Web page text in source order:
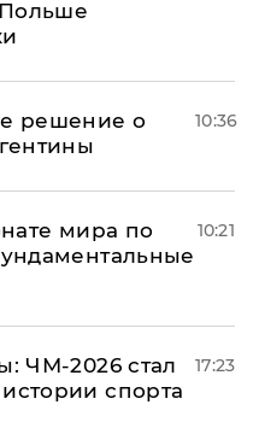
решение о
10:36
мира по
10:21
ЧМ-2026 стал
спорта
17:23